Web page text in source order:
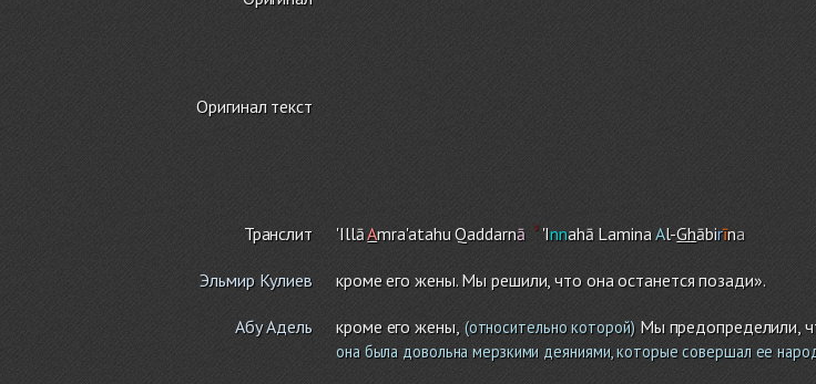
Оригинал текст
Транслит 'IllāAmra'atahuQaddarnā 'Innahā LaminaAl-Ghābirīna
Эльмир Кулиев кроме его жены. Мы решили, что она останется позади».
Абу Адель кроме его жены, (относительно которой)Мы предопределили,
она была довольна мерзкими деяниями, которые совершал ее